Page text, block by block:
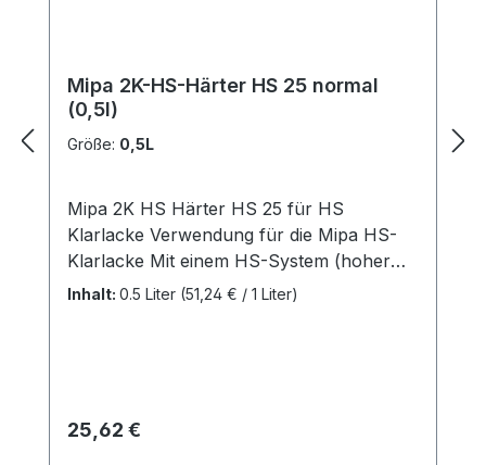
Mipa 2K-HS-Härter HS 25 normal
(0,5l)
Größe: 0,5L
Mipa 2K HS Härter HS 25 für HS
Klarlacke Verwendung für die Mipa HS-
Klarlacke Mit einem HS-System (hoher
Festkörperanteil) spart man Zeit und
Nr. 1272/2008: Gefahrenhinweise: (H226)
Flüssigkeit und Dampf entzündbar (H332)
Inhalt: 0.5 Liter (51,24 € / 1 Liter)
Regulärer Preis:
25,62 €